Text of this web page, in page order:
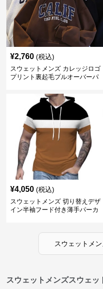
¥2,760 (税込)
スウェットメンズ カレッジロゴ
プリント裏起毛プルオーバーパ
¥4,050 (税込)
スウェットメンズ 切り替えデザ
イン半袖フード付き薄手パーカ
スウェットメ
スウェットメンズスウェ